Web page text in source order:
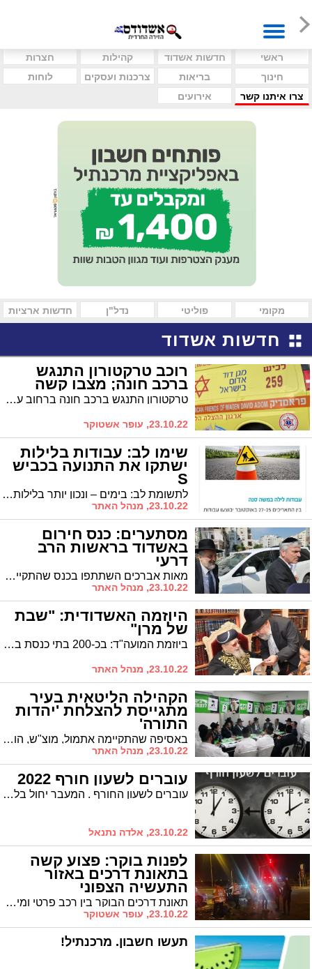
ראשי חדשות אשדוד קהילות
חצרות
חינוך
בריאות צרכנות ועסקים
לוחות
צרו איתנו קשר
אירועים
מקומי פוליטי נדל"ן חדשות ארציות
חדשות אשדוד
רוכב טרקטורון התנגש
ברכב חונה; מצבו קשה
טרקטורון התנגש ברכב חונה ברחוב ענבר באשדוד והנהג בו נפצע באורח קשה ופונה לבית החולים אסותא באשדוד
23.10.22, עופר אשטוקר
שימו לב: עבודות בלילות
ישתקו את התנועה בכביש
S
לתשומת לב: בימים – ונכון יותר בלילות – 25-27 לחודש יבוצעו עבודות ברח' משה סנה, ליד אלתא. סעו בדרכים אחרות
23.10.22, מנהל האתר
מסתערים: כנס חירום
באשדוד בראשות הרב
דרעי
מאות אברכים השתתפו בכנס שהתקיים בצהריים בבית הכנסת 'אורות חיים ומשה' בראשות הרב דרעי והאדמו"ר הרה"ג רבי דוד חנניה פינטו שליט"א
23.10.22, מנהל האתר
היוזמה האשדודית: "שבת
של מרן"
ביוזמת המועה"ד: בכ-200 בתי כנסת בעיר דרשו בשבת קודש על משנתו וגדלותו של מרן רבי עובדיה יוסף זצוק"ל
23.10.22, מנהל האתר
הקהילה הליטאית בעיר
מתגייסת להצלחת 'יהדות
התורה'
באסיפה שהתקיימה אתמול, מוצ"ש, הוחלט על הפנית האנרגיות להגעה ליעד של 100% הצבעה בקהילה. "הפעם חייבים לנצח"
23.10.22, מנהל האתר
עוברים לשעון חורף 2022
עוברים לשעון החורף . המעבר יחול בלילה שבין שבת לראשון (30.10.2022) - בשעה 2:00 יוזז השעון שעה אחת אחורה.
23.10.22, אלדה נתנאל
לפנות בוקר: פצוע קשה
בתאונת דרכים באזור
התעשיה הצפוני
תאונת דרכים הבוקר בין רכב פרטי ומיניבוס הסעות באזור התעשייה הצפוני. צוותי ההצלה העניקו טיפול לשני נפגעים, בהם אחד במצב קשה
23.10.22, עופר אשטוקר
תעשו חשבון. מרכנתיל!